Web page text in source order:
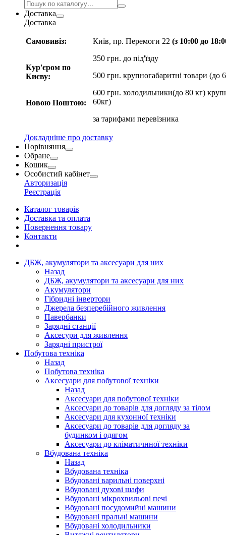
Доставка
Доставка
Самовивіз:
Кур'єром по
Києву:
Новою Поштою:
Київ, пр. Перемоги 22 (з 10:00 до
350 грн. до під'їзду
500 грн. крупногабаритні товари (до
600 грн. холодильники(до 80 кг)
60кг)
за тарифами перевізника
Докладніше про доставку
Порівняння
Обране
Кошик
Особистий кабінет
Авторизація
Реєстрація
Каталог товарів
Доставка та оплата
Повернення товару
Контакти
ДБЖ, акумулятори та аксесуари для них
Назад
ДБЖ, акумулятори та аксесуари для них
Акумулятори
Гібридні інвертори
Джерела безперебійного живлення
Павербанки
Зарядні станції
Аксесури для живлення
Зарядні пристрої
Побутова техніка
Назад
Побутова техніка
Аксесуари для побутової техніки
Назад
Аксесуари для побутової техніки
Аксесуари до товарів для догляду за тілом
Аксесуари для кухонної техніки
Аксесуари до товарів для догляду за
будинком і одягом
Аксесуари до кліматичнної техніки
Вбудована техніка
Назад
Вбудована техніка
Вбудовані варильні поверхні
Вбудовані духові шафи
Вбудовані мікрохвильові печі
Вбудовані посудомийні машини
Вбудовані пральні машини
Вбудовані холодильники